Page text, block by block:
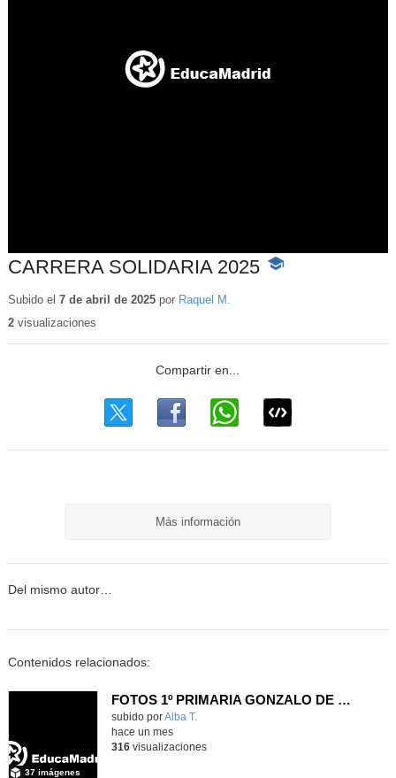
CARRERA SOLIDARIA 2025 -
Subido el 7 de abril de 2025por Raquel M.
2visualizaciones
Más información
Del mismo autor…
Contenidos relacionados:
FOTOS 1º PRIMARIA GONZALO DE BERCEO
subido porAlba T.
37 imágenes
hace un mes
316visualizaciones